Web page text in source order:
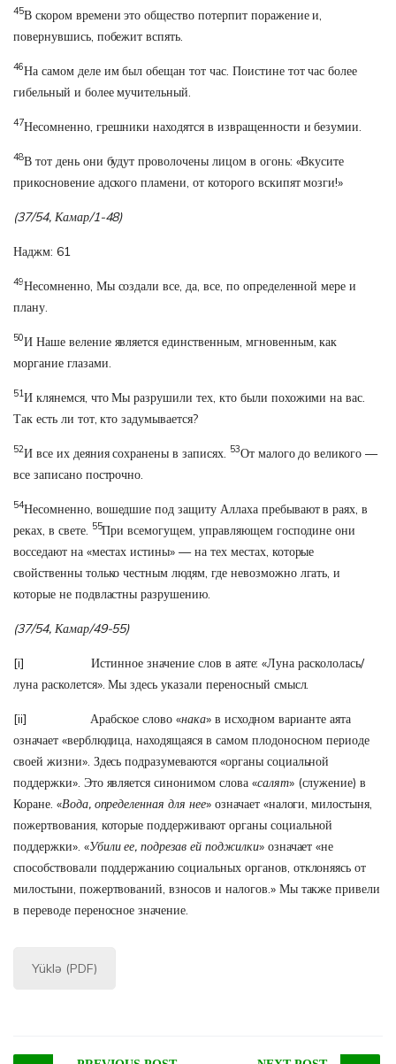
45В скором времени это общество потерпит поражение и,
повернувшись, побежит вспять.
46На самом деле им был обещан тот час. Поистине тот час более
гибельный и более мучительный.
47Несомненно, грешники находятся в извращенности и безумии.
48В тот день они будут проволочены лицом в огонь: «Вкусите
прикосновение адского пламени, от которого вскипят мозги!»
(37/54, Камар/1-48)
Наджм: 61
49Несомненно, Мы создали все, да, все, по определенной мере и
плану.
50И Наше веление является единственным, мгновенным, как
моргание глазами.
51И клянемся, что Мы разрушили тех, кто были похожими на вас.
Так есть ли тот, кто задумывается?
52И все их деяния сохранены в записях. 53От малого до великого —
все записано построчно.
54Несомненно, вошедшие под защиту Аллаха пребывают в раях, в
реках, в свете. 55При всемогущем, управляющем господине они
восседают на «местах истины» — на тех местах, которые
свойственны только честным людям, где невозможно лгать, и
которые не подвластны разрушению.
(37/54, Камар/49-55)
[i]
Истинное значение слов в аяте: «Луна раскололась/
луна расколется». Мы здесь указали переносный смысл.
[ii] Арабское слово «нака» в исходном варианте аята
означает «верблюдица, находящаяся в самом плодоносном периоде
своей жизни». Здесь подразумеваются «органы социальной
поддержки». Это является синонимом слова «салят» (служение) в
Коране. «Вода, определенная для нее» означает «налоги, милостыня,
пожертвования, которые поддерживают органы социальной
поддержки». «Убили ее, подрезав ей поджилки» означает «не
способствовали поддержанию социальных органов, отклоняясь от
милостыни, пожертвований, взносов и налогов.» Мы также привели
в переводе переносное значение.
Yüklə (PDF)